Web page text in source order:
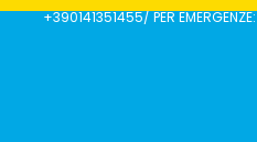
+390141351455/ PER